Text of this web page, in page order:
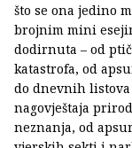
što se ona jedino
brojnim mini
dodirnuta – od
katastrofa, od
do dnevnih
nagovještaja
neznanja, od